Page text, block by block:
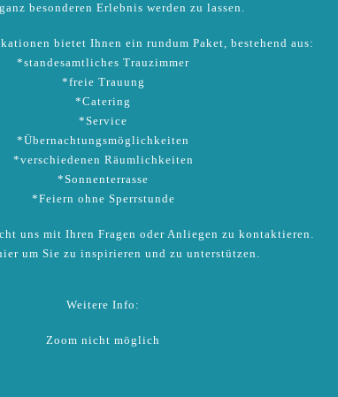
besonderen Erlebnis werden zu lassen.
bietet Ihnen ein rundum Paket, bestehend aus:
*standesamtliches Trauzimmer
*freie Trauung
*Catering
*Service
*Übernachtungsmöglichkeiten
*verschiedenen Räumlichkeiten
*Sonnenterrasse
*Feiern ohne Sperrstunde
uns mit Ihren Fragen oder Anliegen zu kontaktieren.
um Sie zu inspirieren und zu unterstützen.
Weitere Info:
Zoom nicht möglich